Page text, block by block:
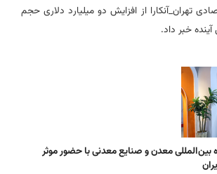
تهران_آنکارا از افزایش دو میلیارد دلاری حجم
خبر داد.
بین‌المللی معدن و صنایع معدنی با حضور موثر